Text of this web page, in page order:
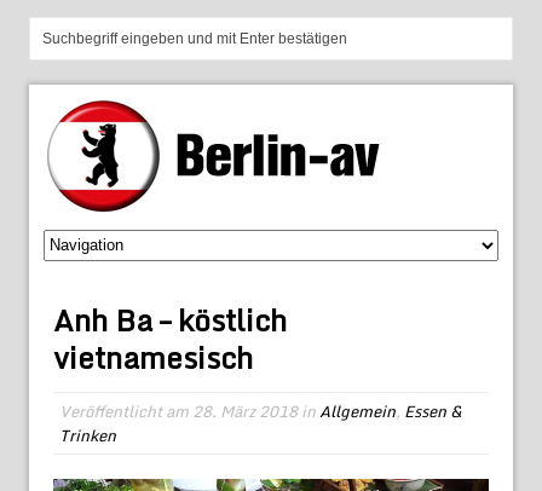
Anh Ba – köstlich
vietnamesisch
Veröffentlicht am28. März 2018inAllgemein, Essen &
Trinken